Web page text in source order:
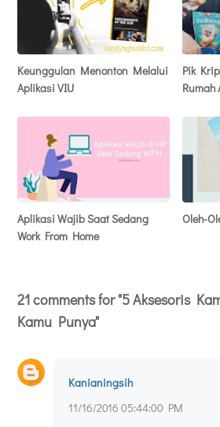
Keunggulan Menonton Melalui
Aplikasi VIU
Pik
Rumah
Aplikasi Wajib Saat Sedang
Work From Home
Oleh-
21 comments for "5 Aksesoris
Kamu Punya"
Kanianingsih
11/16/2016 05:44:00 PM